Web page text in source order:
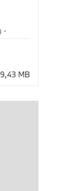
·
9,43 MB